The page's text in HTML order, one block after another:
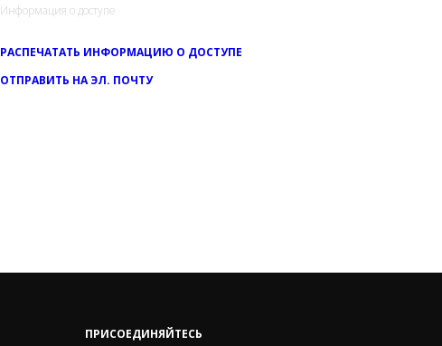
Информация о доступе
РАСПЕЧАТАТЬ ИНФОРМАЦИЮ О ДОСТУПЕ
ОТПРАВИТЬ НА ЭЛ. ПОЧТУ
ПРИСОЕДИНЯЙТЕСЬ